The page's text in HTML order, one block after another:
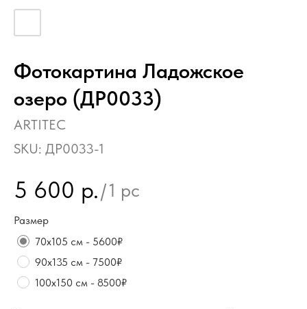
Фотокартина Ладожское
озеро (ДР0033)
ARTITEC
SKU: ДР0033-1
5 600 р./1 pc
Размер
70х105 см - 5600₽
90х135 см - 7500₽
100х150 см - 8500₽